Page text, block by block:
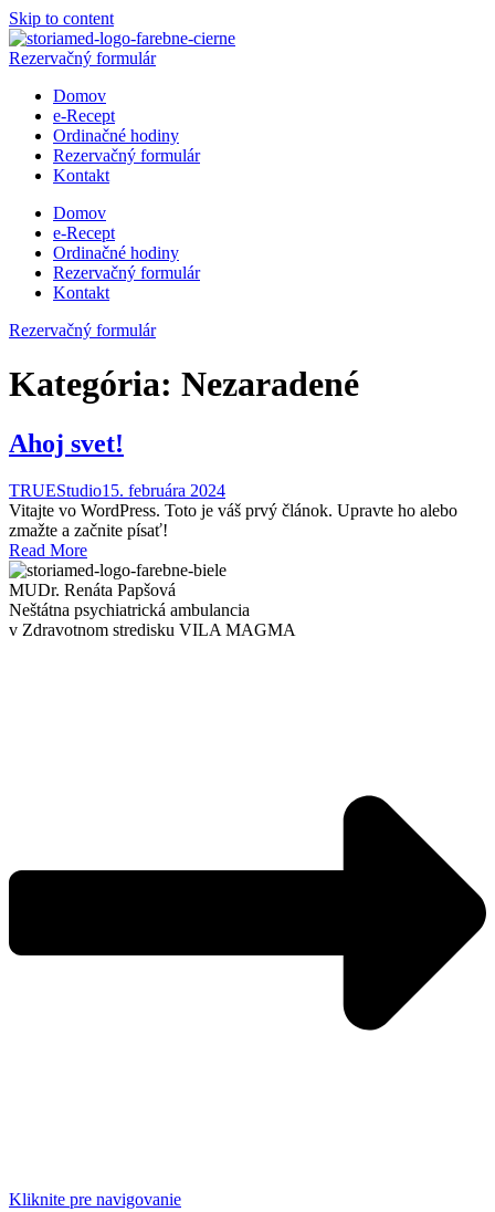
Skip to content
Rezervačný formulár
Domov
e-Recept
Ordinačné hodiny
Rezervačný formulár
Kontakt
Domov
e-Recept
Ordinačné hodiny
Rezervačný formulár
Kontakt
Rezervačný formulár
Kategória: Nezaradené
Ahoj svet!
TRUEStudio15. februára 2024
Vitajte vo WordPress. Toto je váš prvý článok. Upravte ho alebo
zmažte a začnite písať!
Read More
MUDr. Renáta Papšová
Neštátna psychiatrická ambulancia
v Zdravotnom stredisku VILA MAGMA
Kliknite pre navigovanie